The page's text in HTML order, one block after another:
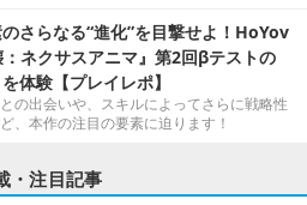
さらなる“進化”を目撃せよ！HoYov
ネクサスアニマ』第2回βテストの
体験【プレイレポ】
の出会いや、スキルによってさらに戦略性
、本作の注目の要素に迫ります！
・注目記事